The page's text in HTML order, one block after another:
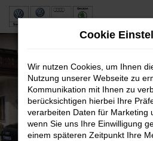
Zum
Neuwagen und
Cookie
Wir nutzen Cookies, um Ihnen
Nutzung unserer Webseite zu
Kommunikation mit Ihnen zu
berücksichtigen hierbei Ihre
verarbeiten Daten für Marketing
wenn Sie uns Ihre Einwilligung
einem späteren Zeitpunkt Ihre